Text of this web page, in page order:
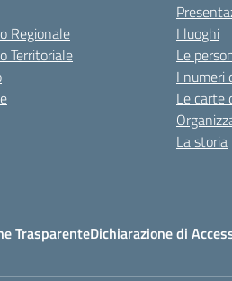
Regionale
Territoriale
I luoghi
Le
I numeri
Le carte
La storia
TrasparenteDichiarazione di